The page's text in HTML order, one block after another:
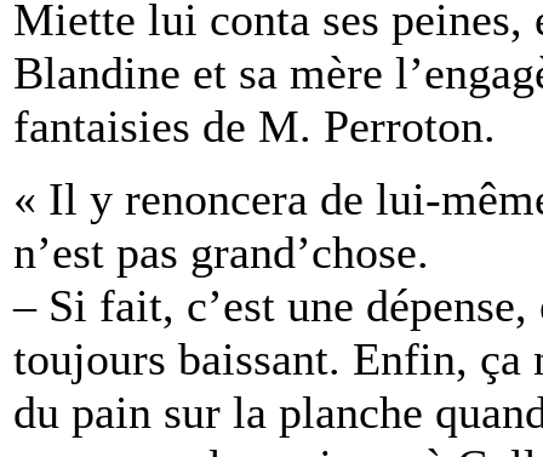
Miette lui conta ses
Blandine et sa mère
fantaisies de M. Perroton.
« Il y renoncera de lui-
n’est pas grand’chose.
– Si fait, c’est une
toujours baissant. Enfin, ça
du pain sur la planche